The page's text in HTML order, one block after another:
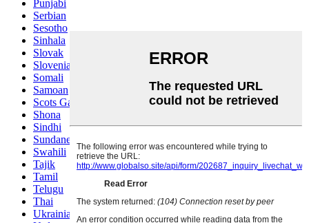
Punjabi
Serbian
Sesotho
Sinhala
Slovak
Slovenian
Somali
Samoan
Scots Gaelic
Shona
Sindhi
Sundanese
Swahili
Tajik
Tamil
Telugu
Thai
Ukrainian